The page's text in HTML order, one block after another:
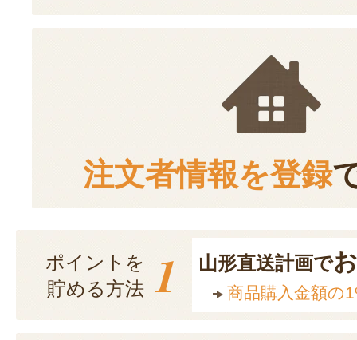
注文者情報を登録
ポイントを
貯める方法 1 山形直送計画で
商品購入金額の